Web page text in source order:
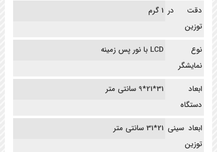
دقت در
توزین
1 گرم
نوع
نمایشگر
LCD با نور پس زمینه
ابعاد
دستگاه
31*21*9 سانتی متر
ابعاد سینی
توزین
21*31 سانتی متر